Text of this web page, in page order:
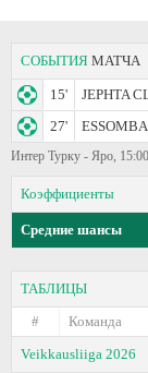
СОБЫТИЯ МАТЧА
15'
JEPHTA
27'
Интер Турку - Яро,
Коэффициенты
Средние шансы
ТАБЛИЦЫ
#
Команда
Veikkausliiga 2026